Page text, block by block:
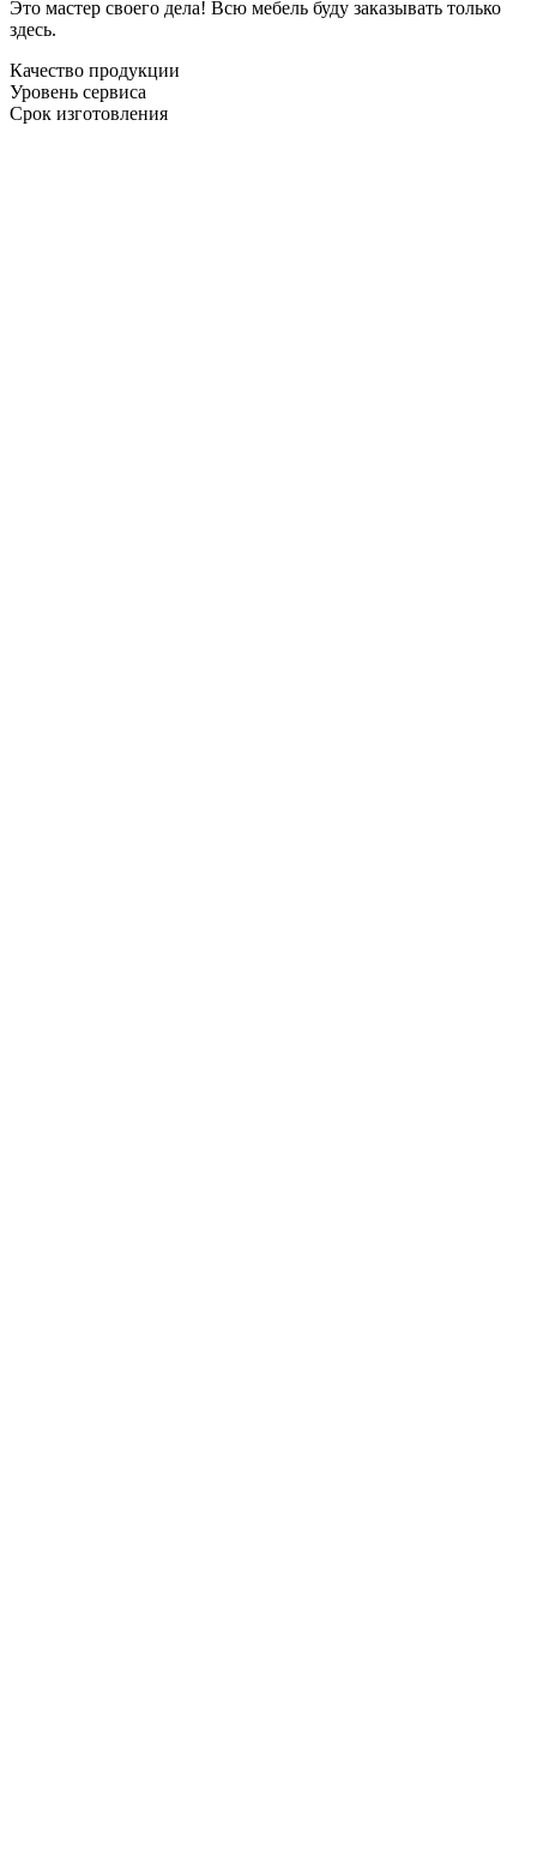
Это мастер своего дела! Всю мебель буду заказывать только
здесь.
Качество продукции
Уровень сервиса
Срок изготовления